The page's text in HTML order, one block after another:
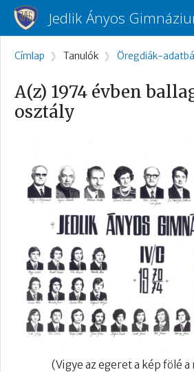
Ugrás a tartalomra
Jedlik Ányos
Morzsa
Címlap Tanulók Öregdiák-
A(z) 1974 évben
osztály
(Vigye az egeret a kép fölé